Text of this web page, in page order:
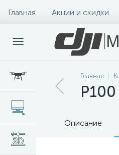
Главная Акции и скидки
Главная
Описание